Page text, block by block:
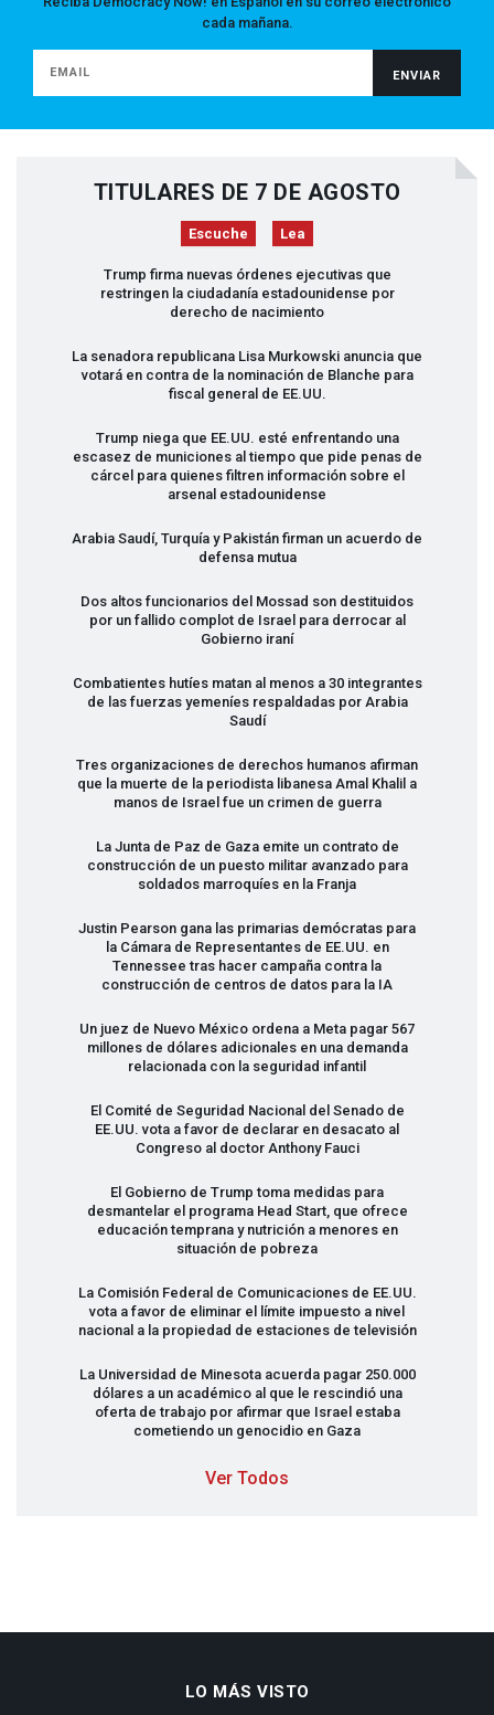
cada mañana.
TITULARES DE 7 DE AGOSTO
Escuche Lea
Trump firma nuevas órdenes ejecutivas que
restringen la ciudadanía estadounidense por
derecho de nacimiento
La senadora republicana Lisa Murkowski anuncia que
votará en contra de la nominación de Blanche para
fiscal general de EE.UU.
Trump niega que EE.UU. esté enfrentando una
escasez de municiones al tiempo que pide penas de
cárcel para quienes filtren información sobre el
arsenal estadounidense
Arabia Saudí, Turquía y Pakistán firman un acuerdo de
defensa mutua
Dos altos funcionarios del Mossad son destituidos
por un fallido complot de Israel para derrocar al
Gobierno iraní
Combatientes hutíes matan al menos a 30 integrantes
de las fuerzas yemeníes respaldadas por Arabia
Saudí
Tres organizaciones de derechos humanos afirman
que la muerte de la periodista libanesa Amal Khalil a
manos de Israel fue un crimen de guerra
La Junta de Paz de Gaza emite un contrato de
construcción de un puesto militar avanzado para
soldados marroquíes en la Franja
Justin Pearson gana las primarias demócratas para
la Cámara de Representantes de EE.UU. en
Tennessee tras hacer campaña contra la
construcción de centros de datos para la IA
Un juez de Nuevo México ordena a Meta pagar 567
millones de dólares adicionales en una demanda
relacionada con la seguridad infantil
El Comité de Seguridad Nacional del Senado de
EE.UU. vota a favor de declarar en desacato al
Congreso al doctor Anthony Fauci
El Gobierno de Trump toma medidas para
desmantelar el programa Head Start, que ofrece
educación temprana y nutrición a menores en
situación de pobreza
La Comisión Federal de Comunicaciones de EE.UU.
vota a favor de eliminar el límite impuesto a nivel
nacional a la propiedad de estaciones de televisión
La Universidad de Minesota acuerda pagar 250.000
dólares a un académico al que le rescindió una
oferta de trabajo por afirmar que Israel estaba
cometiendo un genocidio en Gaza
Ver Todos
LO MÁS VISTO